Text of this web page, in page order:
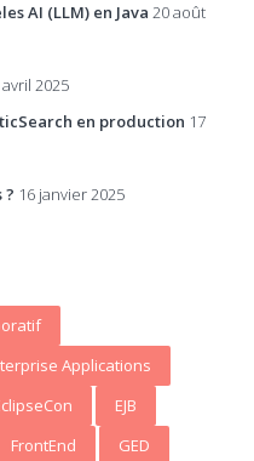
AI (LLM) en Java 20 août
2025
en production 17
? 16 janvier 2025
Applications
EJB
FrontEnd
GED